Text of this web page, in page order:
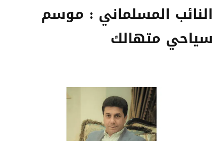
النائب المسلماني : موسم
سياحي متهالك